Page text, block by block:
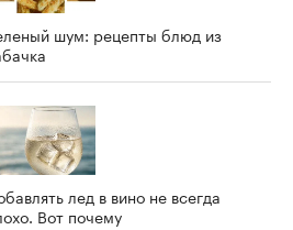
шум: рецепты блюд из
лед в вино не всегда
Вот почему